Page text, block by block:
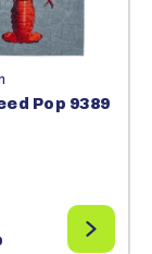
Pop 9389